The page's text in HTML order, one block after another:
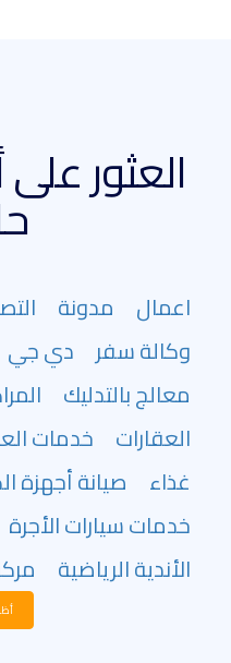
العثور
اعمال مدونة
وكالة سفر دي جي
معالج بالتدليك
العقارات خدمات
غذاء
صيانة أجهزة
خدمات سيارات الأجرة
الأندية الرياضية